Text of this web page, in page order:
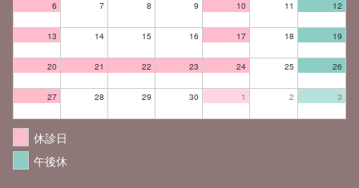
6 7 8 9 10 11 12
13 14 15 16 17 18 19
20 21 22 23 24 25 26
27 28 29 30 1 2 3
休診日
午後休